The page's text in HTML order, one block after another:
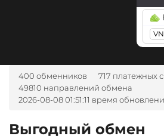
400 обменников
717 платежных
49810 направлений обмена
2026-08-08 01:51:11 время
Выгодный обмен